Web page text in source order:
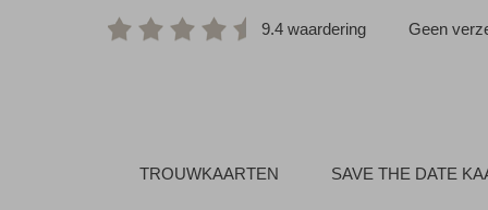
9.4 waardering Geen
TROUWKAARTEN SAVE THE DATE